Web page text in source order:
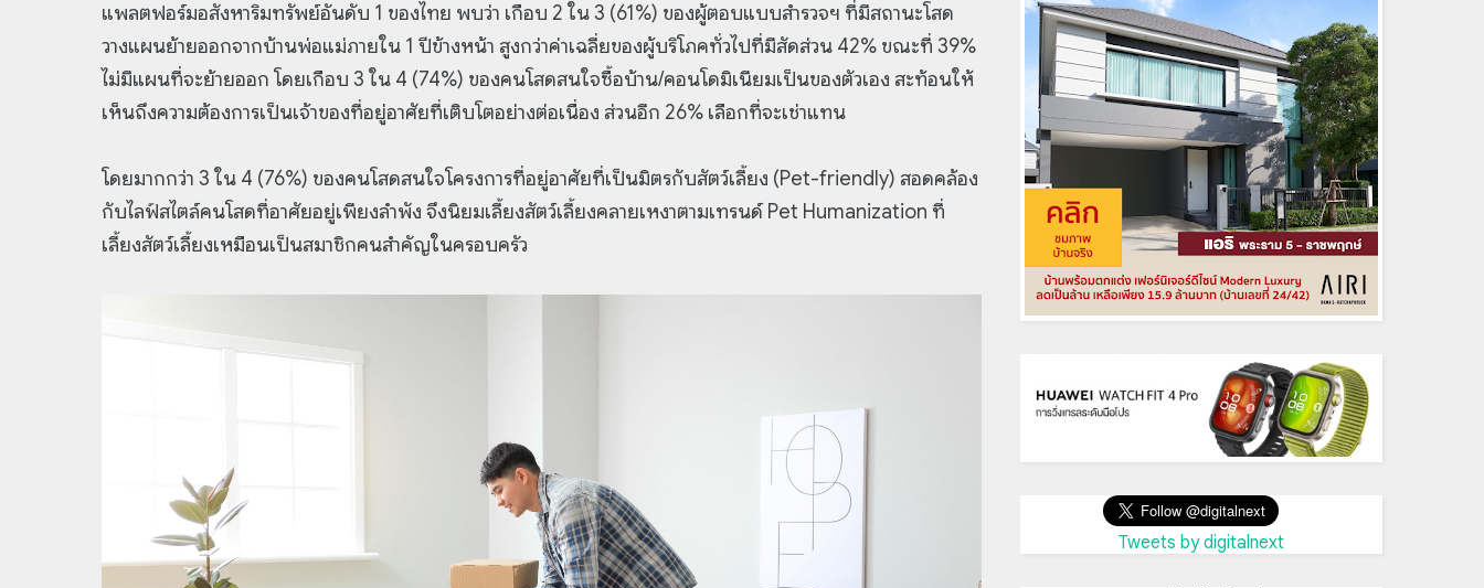
แพลตฟอร์มอสังหาริมทรัพย์อันดับ 1 ของไทย พบว่า เกือบ 2 ใน 3 (61%) ของผู้ตอบแบบสำรวจฯ ที่มีสถานะโสด
วางแผนย้ายออกจากบ้านพ่อแม่ภายใน 1 ปีข้างหน้า สูงกว่าค่าเฉลี่ยของผู้บริโภคทั่วไปที่มีสัดส่วน 42% ขณะที่ 39%
ไม่มีแผนที่จะย้ายออก โดยเกือบ 3 ใน 4 (74%) ของคนโสดสนใจซื้อบ้าน/คอนโดมิเนียมเป็นของตัวเอง สะท้อนให้
เห็นถึงความต้องการเป็นเจ้าของที่อยู่อาศัยที่เติบโตอย่างต่อเนื่อง ส่วนอีก 26% เลือกที่จะเช่าแทน
โดยมากกว่า 3 ใน 4 (76%) ของคนโสดสนใจโครงการที่อยู่อาศัยที่เป็นมิตรกับสัตว์เลี้ยง (Pet-friendly) สอดคล้อง
กับไลฟ์สไตล์คนโสดที่อาศัยอยู่เพียงลำพัง จึงนิยมเลี้ยงสัตว์เลี้ยงคลายเหงาตามเทรนด์ Pet Humanization ที่
เลี้ยงสัตว์เลี้ยงเหมือนเป็นสมาชิกคนสำคัญในครอบครัว
Tweets by digitalnext